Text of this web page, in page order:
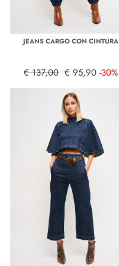
JEANS CARGO CON CINTURA
€ 137,00 € 95,90 -30%